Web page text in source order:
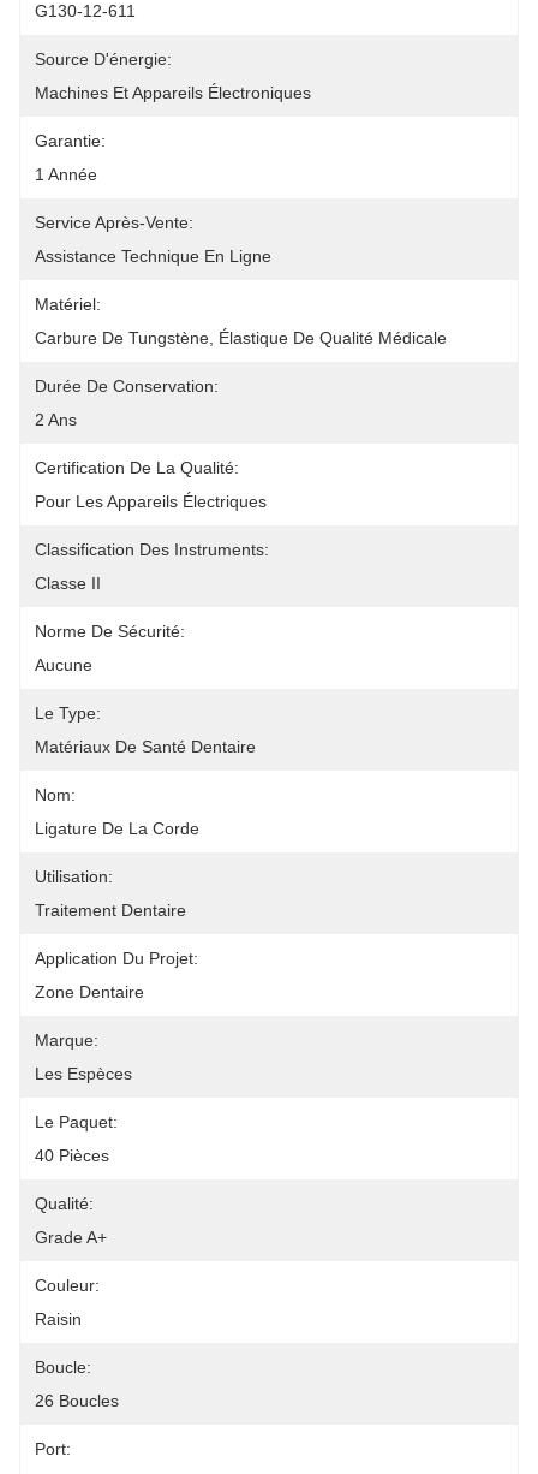
G130-12-611
Source D'énergie:
Machines Et Appareils Électroniques
Garantie:
1 Année
Service Après-Vente:
Assistance Technique En Ligne
Matériel:
Carbure De Tungstène, Élastique De Qualité Médicale
Durée De Conservation:
2 Ans
Certification De La Qualité:
Pour Les Appareils Électriques
Classification Des Instruments:
Classe II
Norme De Sécurité:
Aucune
Le Type:
Matériaux De Santé Dentaire
Nom:
Ligature De La Corde
Utilisation:
Traitement Dentaire
Application Du Projet:
Zone Dentaire
Marque:
Les Espèces
Le Paquet:
40 Pièces
Qualité:
Grade A+
Couleur:
Raisin
Boucle:
26 Boucles
Port: